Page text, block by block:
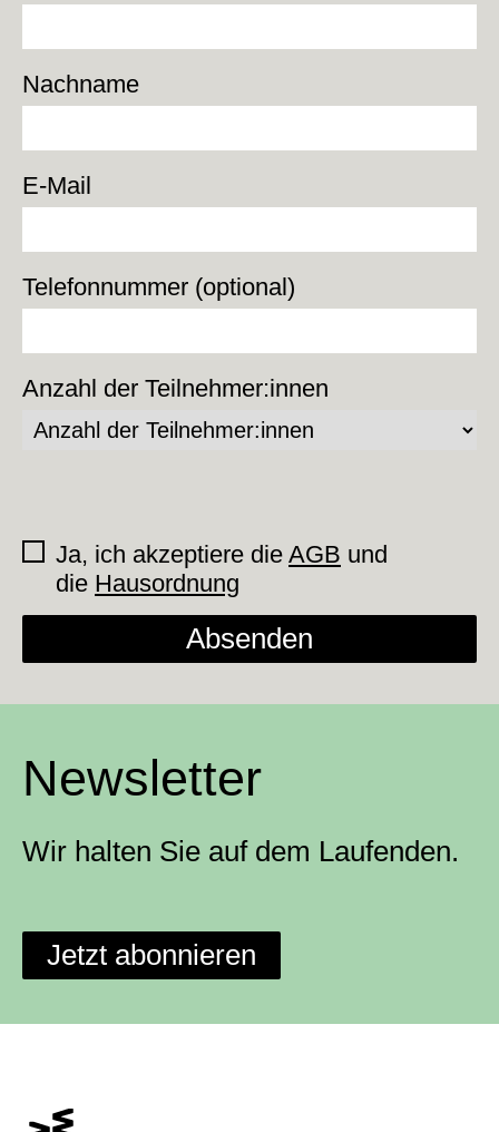
Nachname
E-Mail
Telefonnummer (optional)
Anzahl der Teilnehmer:innen
Ja, ich akzeptiere die AGB und
die Hausordnung
Absenden
Newsletter
Wir halten Sie auf dem Laufenden.
Jetzt abonnieren